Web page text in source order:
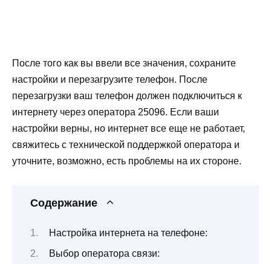
После того как вы ввели все значения, сохраните
настройки и перезагрузите телефон. После
перезагрузки ваш телефон должен подключиться к
интернету через оператора 25096. Если ваши
настройки верны, но интернет все еще не работает,
свяжитесь с технической поддержкой оператора и
уточните, возможно, есть проблемы на их стороне.
Содержание
Настройка интернета на телефоне:
Выбор оператора связи: